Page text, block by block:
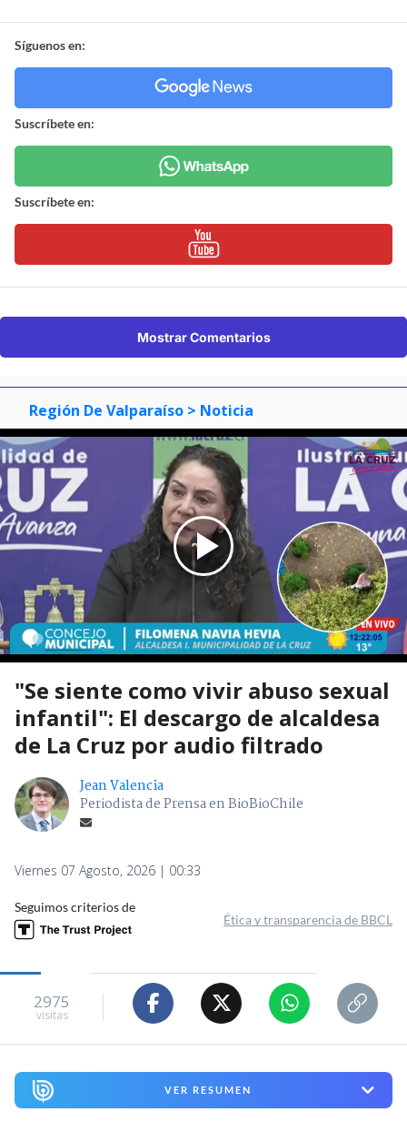
Síguenos en:
Suscríbete en:
Suscríbete en:
Mostrar Comentarios
Región De Valparaíso > Noticia
"Se siente como vivir abuso sexual
infantil": El descargo de alcaldesa
de La Cruz por audio filtrado
Jean Valencia
Periodista de Prensa en BioBioChile
Viernes 07 Agosto, 2026 | 00:33
Seguimos criterios de
Ética y transparencia de BBCL
2975
visitas
VER RESUMEN